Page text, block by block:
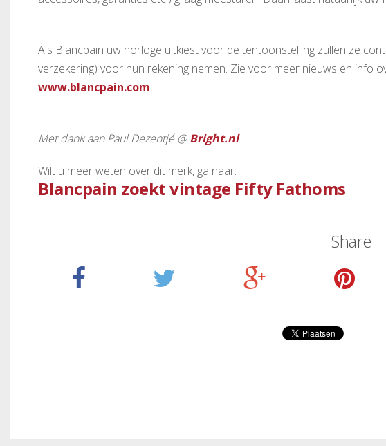
Als Blancpain uw horloge uitkiest voor de tentoonstelling zullen ze
verzekering) voor hun rekening nemen. Zie voor meer nieuws en info
www.blancpain.com.
Met dank aan Paul Dezentjé @Bright.nl
Wilt u meer weten over dit merk, ga naar:
Blancpain zoekt vintage Fifty Fathoms
Share